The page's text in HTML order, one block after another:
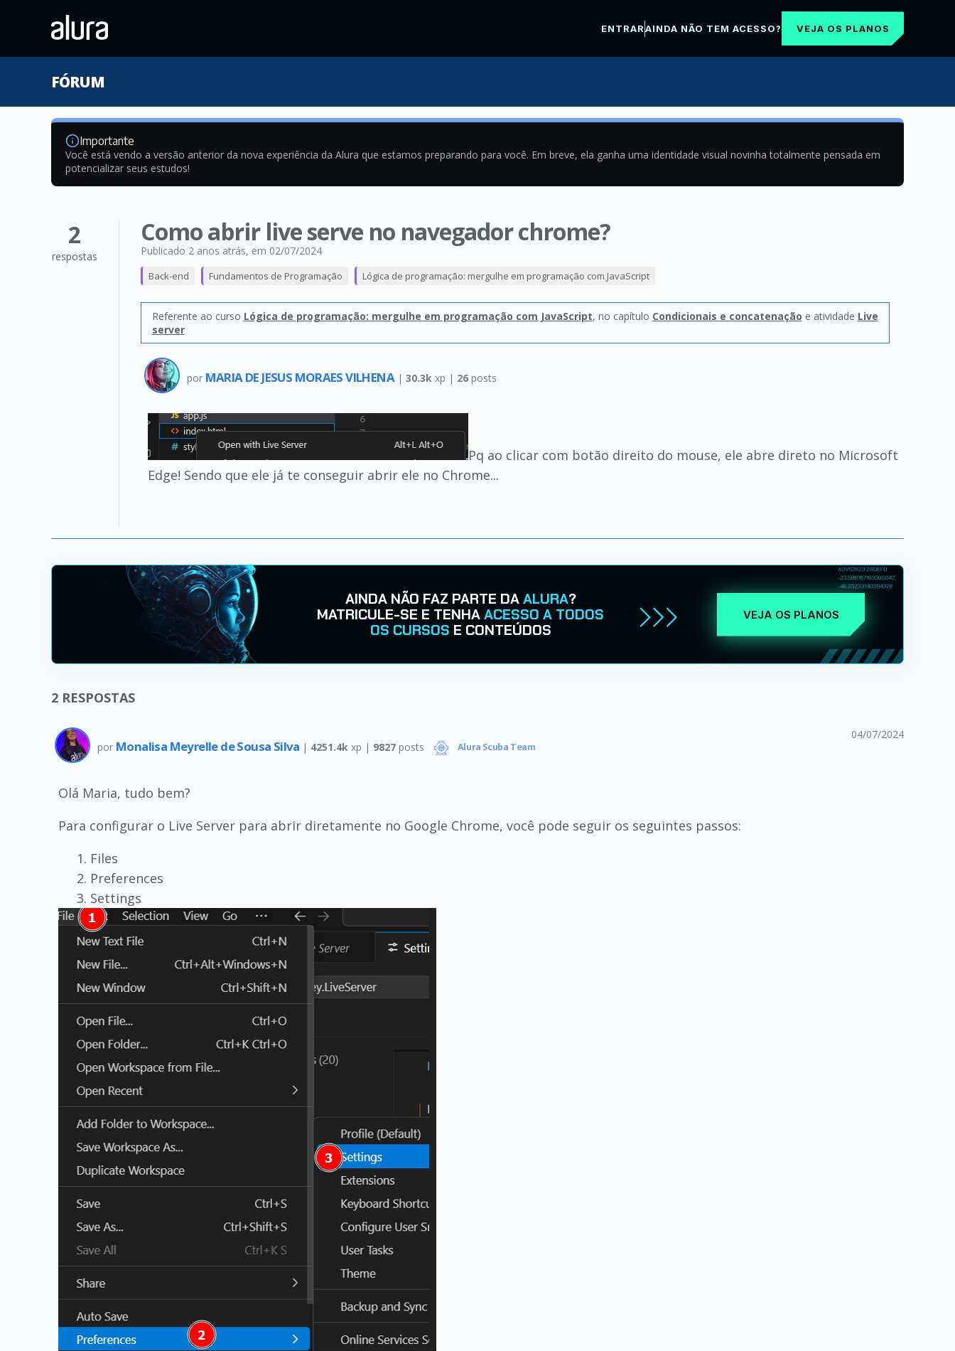
ENTRARAINDA NÃO TEM ACESSO? VEJA OS PLANOS
FÓRUM
Importante
Você está vendo a versão anterior da nova experiência da Alura que estamos preparando para você. Em breve, ela ganha uma identidade visual novinha totalmente pensada em
potencializar seus estudos!
2
respostas
Como abrir live serve no navegador chrome?
Publicado 2 anos atrás, em 02/07/2024
Back-end Fundamentos de Programação Lógica de programação: mergulhe em programação com JavaScript
Referente ao curso Lógica de programação: mergulhe em programação com JavaScript, no capítulo Condicionais e concatenação e atividade Live
server
por MARIA DE JESUS MORAES VILHENA | 30.3k xp | 26posts
Pq ao clicar com botão direito do mouse, ele abre direto no Microsoft
Edge! Sendo que ele já te conseguir abrir ele no Chrome...
AINDA NÃO FAZ PARTE DAALURA?
MATRICULE-SE E TENHAACESSO A TODOS
OS CURSOS E CONTEÚDOS
VEJA OS PLANOS
2 RESPOSTAS
por Monalisa Meyrelle de Sousa Silva | 4251.4k xp | 9827 posts Alura Scuba Team
04/07/2024
Olá Maria, tudo bem?
Para configurar o Live Server para abrir diretamente no Google Chrome, você pode seguir os seguintes passos:
Files
Preferences
Settings